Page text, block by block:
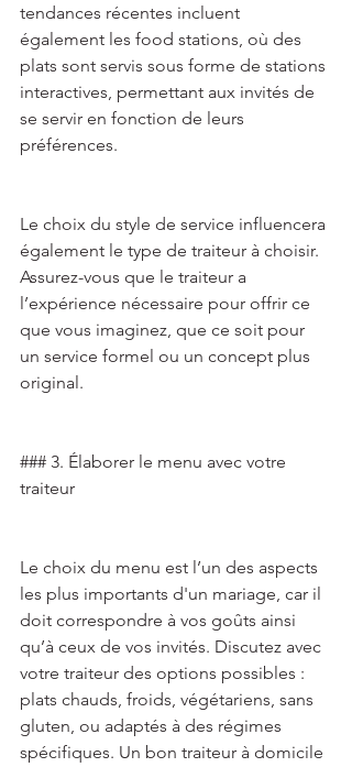
tendances récentes incluent
également les food stations, où des
plats sont servis sous forme de stations
interactives, permettant aux invités de
se servir en fonction de leurs
préférences.
Le choix du style de service influencera
également le type de traiteur à choisir.
Assurez-vous que le traiteur a
l’expérience nécessaire pour offrir ce
que vous imaginez, que ce soit pour
un service formel ou un concept plus
original.
### 3. Élaborer le menu avec votre
traiteur
Le choix du menu est l’un des aspects
les plus importants d'un mariage, car il
doit correspondre à vos goûts ainsi
qu’à ceux de vos invités. Discutez avec
votre traiteur des options possibles :
plats chauds, froids, végétariens, sans
gluten, ou adaptés à des régimes
spécifiques. Un bon traiteur à domicile